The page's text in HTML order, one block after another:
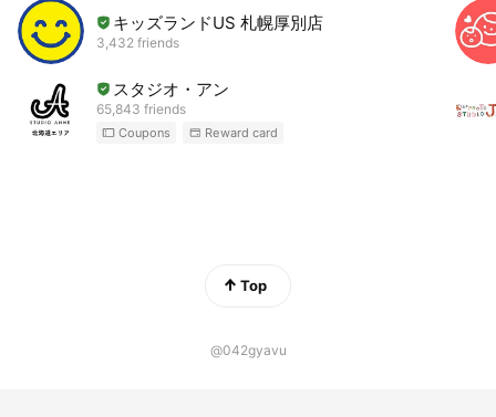
キッズランドUS 札幌厚別店
3,432 friends
スタジオ・アン
65,843 friends
Coupons Reward card
Top
@042gyavu